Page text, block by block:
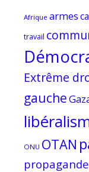
Afrique armes
travail
Extrême
gauche
ONU OTAN
propagande